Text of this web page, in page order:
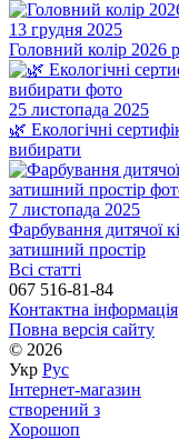
13 грудня 2025
Головний колір 2026
25 листопада 2025
🌿 Екологічні
вибирати
7 листопада 2025
Фарбування дитячої
затишний простір
Всі статті
067 516-81-84
Контактна інформація
Повна версія сайту
© 2026
Укр Рус
Інтернет-магазин
створений з
Хорошоп